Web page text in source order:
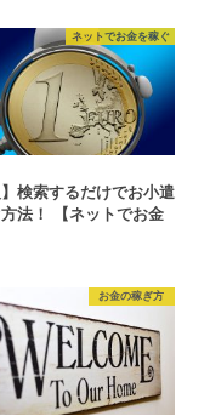
ネットでお金を稼ぐ
】検索するだけでお小遣
法！ 【ネットでお金
お金の稼ぎ方